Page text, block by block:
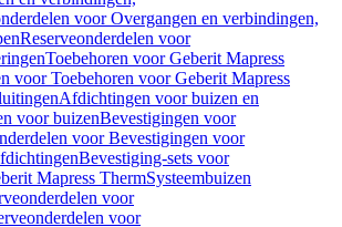
voor Overgangen en verbindingen,
Reserveonderdelen voor
Toebehoren voor Geberit Mapress
voor Toebehoren voor Geberit Mapress
Afdichtingen voor buizen en
voor buizenBevestigingen voor
voor Bevestigingen voor
Bevestiging-sets voor
Mapress ThermSysteembuizen
voor
voor